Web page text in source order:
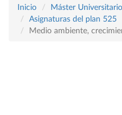
Inicio
Máster
Asignaturas del plan 525
Medio ambiente,